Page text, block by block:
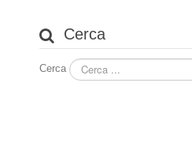
Criteri di scelta nella
Operazioni di designazione
Cerca
Cerca